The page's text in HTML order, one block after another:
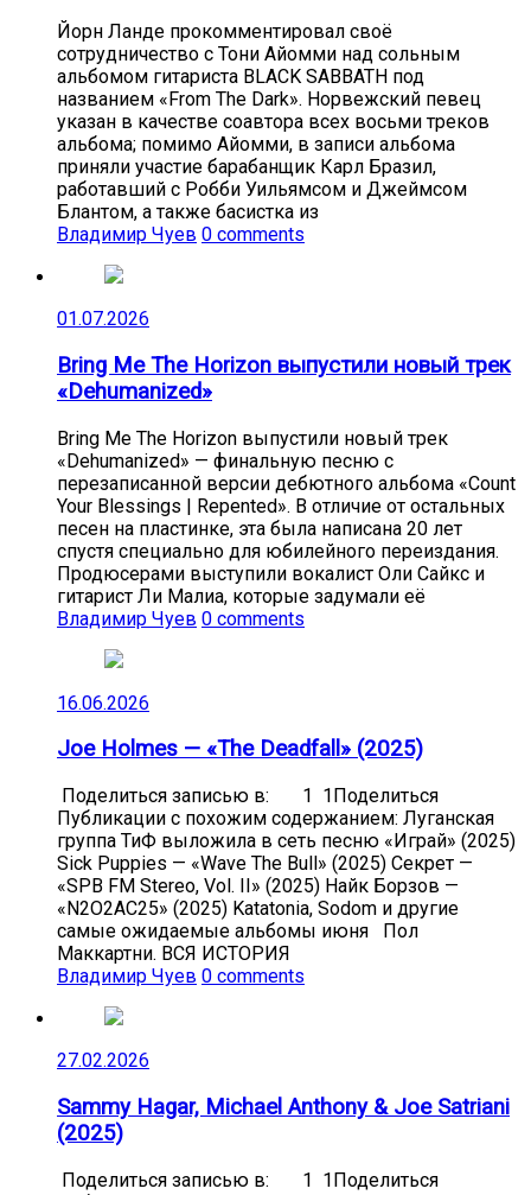
Йорн Ланде прокомментировал своё
сотрудничество с Тони Айомми над сольным
альбомом гитариста BLACK SABBATH под
названием «From The Dark». Норвежский певец
указан в качестве соавтора всех восьми треков
альбома; помимо Айомми, в записи альбома
приняли участие барабанщик Карл Бразил,
работавший с Робби Уильямсом и Джеймсом
Блантом, а также басистка из
Владимир Чуев 0 comments
01.07.2026
Bring Me The Horizon выпустили новый трек
«Dehumanized»
Bring Me The Horizon выпустили новый трек
«Dehumanized» — финальную песню с
перезаписанной версии дебютного альбома «Count
Your Blessings | Repented». В отличие от остальных
песен на пластинке, эта была написана 20 лет
спустя специально для юбилейного переиздания.
Продюсерами выступили вокалист Оли Сайкс и
гитарист Ли Малиа, которые задумали её
Владимир Чуев 0 comments
16.06.2026
Joe Holmes — «The Deadfall» (2025)
Поделиться записью в: 1 1Поделиться
Публикации с похожим содержанием: Луганская
группа ТиФ выложила в сеть песню «Играй» (2025)
Sick Puppies — «Wave The Bull» (2025) Секрет —
«SPB FM Stereo, Vol. II» (2025) Найк Борзов —
«N2O2AC25» (2025) Katatonia, Sodom и другие
самые ожидаемые альбомы июня Пол
Маккартни. ВСЯ ИСТОРИЯ
Владимир Чуев 0 comments
27.02.2026
Sammy Hagar, Michael Anthony & Joe Satriani
(2025)
Поделиться записью в: 1 1Поделиться